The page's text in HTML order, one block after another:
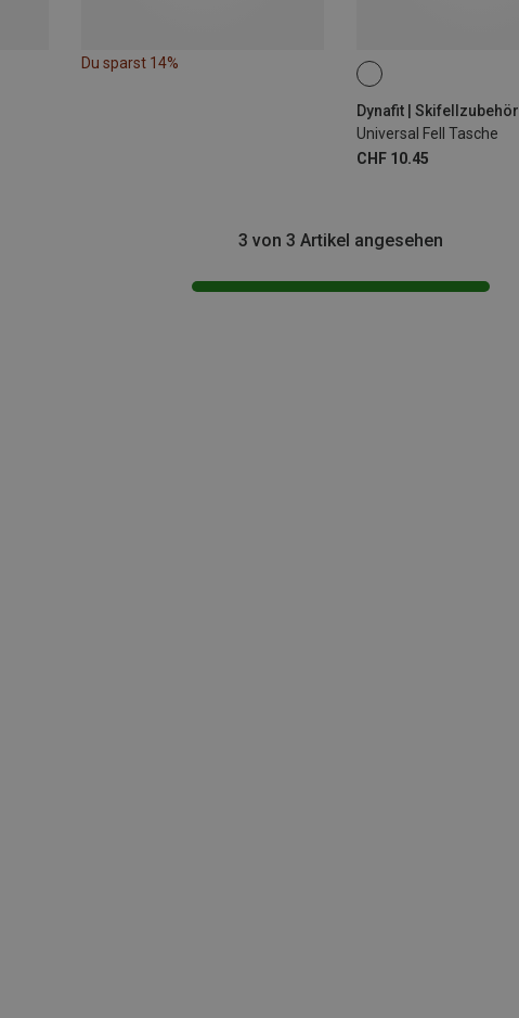
Du sparst 14%
Dynafit | Skifellzubehör
Universal Fell Tasche
CHF 10.45
3 von 3 Artikel angesehen